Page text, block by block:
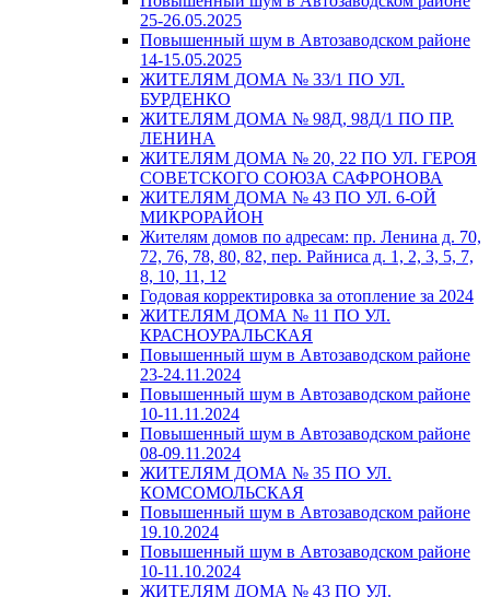
25-26.05.2025
Повышенный шум в Автозаводском районе
14-15.05.2025
ЖИТЕЛЯМ ДОМА № 33/1 ПО УЛ.
БУРДЕНКО
ЖИТЕЛЯМ ДОМА № 98Д, 98Д/1 ПО ПР.
ЛЕНИНА
ЖИТЕЛЯМ ДОМА № 20, 22 ПО УЛ. ГЕРОЯ
СОВЕТСКОГО СОЮЗА САФРОНОВА
ЖИТЕЛЯМ ДОМА № 43 ПО УЛ. 6-ОЙ
МИКРОРАЙОН
Жителям домов по адресам: пр. Ленина д. 70,
72, 76, 78, 80, 82, пер. Райниса д. 1, 2, 3, 5, 7,
8, 10, 11, 12
Годовая корректировка за отопление за 2024
ЖИТЕЛЯМ ДОМА № 11 ПО УЛ.
КРАСНОУРАЛЬСКАЯ
Повышенный шум в Автозаводском районе
23-24.11.2024
Повышенный шум в Автозаводском районе
10-11.11.2024
Повышенный шум в Автозаводском районе
08-09.11.2024
ЖИТЕЛЯМ ДОМА № 35 ПО УЛ.
КОМСОМОЛЬСКАЯ
Повышенный шум в Автозаводском районе
19.10.2024
Повышенный шум в Автозаводском районе
10-11.10.2024
ЖИТЕЛЯМ ДОМА № 43 ПО УЛ.